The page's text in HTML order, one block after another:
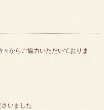
からご協力いただいておりま
いました